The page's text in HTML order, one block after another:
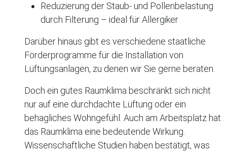
Reduzierung der Staub- und Pollenbelastung
durch Filterung – ideal für Allergiker
Darüber hinaus gibt es verschiedene staatliche
Förderprogramme für die Installation von
Lüftungsanlagen, zu denen wir Sie gerne beraten.
Doch ein gutes Raumklima beschränkt sich nicht
nur auf eine durchdachte Lüftung oder ein
behagliches Wohngefühl. Auch am Arbeitsplatz hat
das Raumklima eine bedeutende Wirkung.
Wissenschaftliche Studien haben bestätigt, was